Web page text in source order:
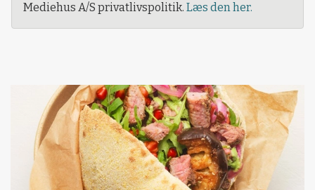
Mediehus A/S privatlivspolitik. Læs den her.